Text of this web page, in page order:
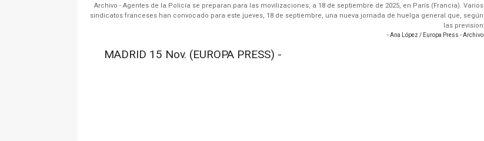
Archivo - Agentes de la Policía se preparan para las movilizaciones, a 18 de septiembre de 2025, en París (Francia). Varios
sindicatos franceses han convocado para este jueves, 18 de septiembre, una nueva jornada de huelga general que, según
las prevision
- Ana López / Europa Press - Archivo
MADRID 15 Nov. (EUROPA PRESS) -